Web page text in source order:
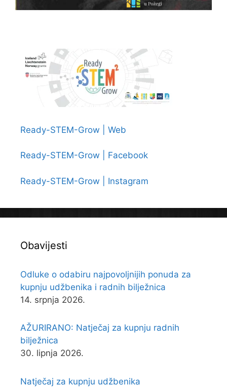
Ready-STEM-Grow | Web
Ready-STEM-Grow | Facebook
Ready-STEM-Grow | Instagram
Obavijesti
Odluke o odabiru najpovoljnijih ponuda za
kupnju udžbenika i radnih bilježnica
14. srpnja 2026.
AŽURIRANO: Natječaj za kupnju radnih
bilježnica
30. lipnja 2026.
Natječaj za kupnju udžbenika